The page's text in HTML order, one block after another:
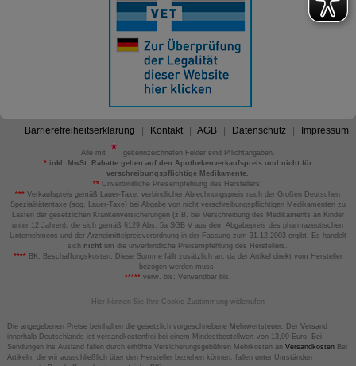
Barrierefreiheitserklärung Kontakt AGB Datenschutz Impressum
Alle mit
gekennzeichneten Felder sind Pflichtangaben.
*inkl. MwSt. Rabatte gelten auf den Apothekenverkaufspreis und nicht für
verschreibungspflichtige Medikamente.
** Unverbindliche Preisempfehlung des Herstellers.
*** Verkaufspreis gemäß Lauer-Taxe; verbindlicher Abrechnungspreis nach der Großen Deutschen
Spezialitätentaxe (sog. Lauer-Taxe) bei Abgabe von nicht verschreibungspflichtigen Medikamenten zu
Lasten der gesetzlichen Krankenversicherungen (z.B. bei Verschreibung des Medikaments an Kinder
unter 12 Jahren), die sich gemäß §129 Abs. 5a SGB V aus dem Abgabepreis des pharmazeutischen
Unternehmens und der Arzneimittelpreisverordnung in der Fassung zum 31.12.2003 ergibt. Es handelt
sich nicht um die unverbindliche Preisempfehlung des Herstellers.
****BK: Beschaffungskosten. Diese Summe fällt zusätzlich an, da der Artikel direkt vom Hersteller
bezogen werden muss.
*****verw. bis: Verwendbar bis.
Hier können Sie Ihre Cookie-Zustimmung widerrufen
Die angegebenen Preise beinhalten die gesetzlich vorgeschriebene Mehrwertsteuer. Der Versand
innerhalb Deutschlands ist versandkostenfrei bei einem Mindestbestellwert von 13,99 Euro. Bei
Sendungen ins Ausland fallen durch erhöhte Versicherungsgebühren Mehrkosten an VersandkostenBei
Artikeln, die wir ausschließlich über den Hersteller beziehen können, fallen unter Umständen